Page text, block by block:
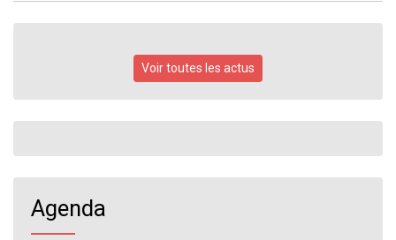
Voir toutes les actus
Agenda